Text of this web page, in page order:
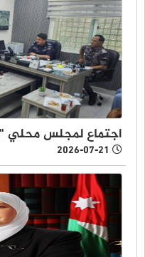
اجتماع لمجلس محلي
2026-07-21